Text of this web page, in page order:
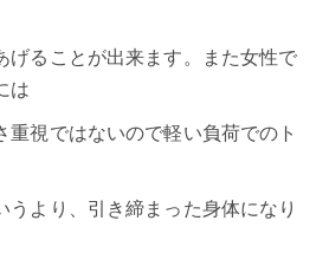
げることが出来ます。また女性で
は
重視ではないので軽い負荷でのト
うより、引き締まった身体になり